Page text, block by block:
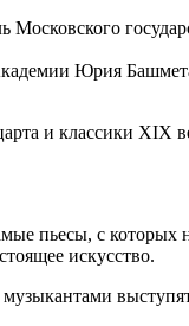
Московского
Юрия
и классики XIX
пьесы, с
искусство.